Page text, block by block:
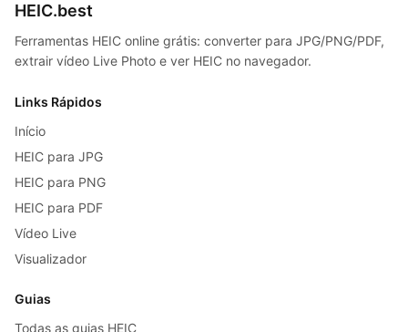
HEIC.best
Ferramentas HEIC online grátis: converter para JPG/PNG/PDF,
extrair vídeo Live Photo e ver HEIC no navegador.
Links Rápidos
Início
HEIC para JPG
HEIC para PNG
HEIC para PDF
Vídeo Live
Visualizador
Guias
Todas as guias HEIC